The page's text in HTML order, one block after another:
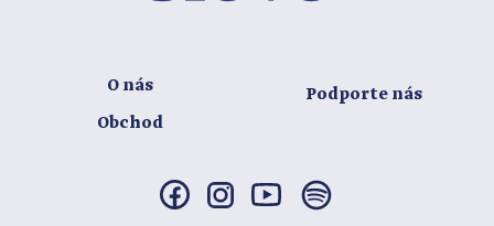
O nás
Obchod
Podporte nás